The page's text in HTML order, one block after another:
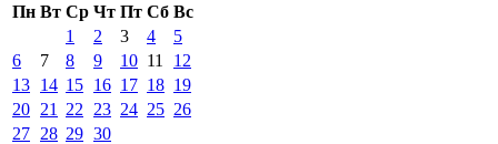
Пн Вт Ср Чт Пт Сб Вс
1
2 3 4
5
6
7 8 9 10 11
12
13 14 15 16 17 18 19
20 21 22 23 24 25 26
27 28 29 30